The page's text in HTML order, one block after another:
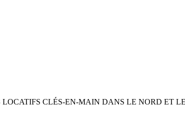
CLÉS-EN-MAIN DANS LE NORD ET LE